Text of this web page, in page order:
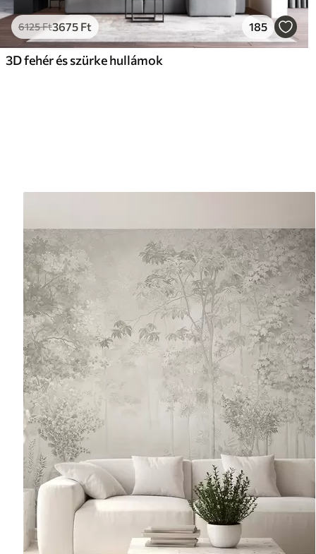
6125Ft3675 Ft 185
3D fehér és szürke hullámok